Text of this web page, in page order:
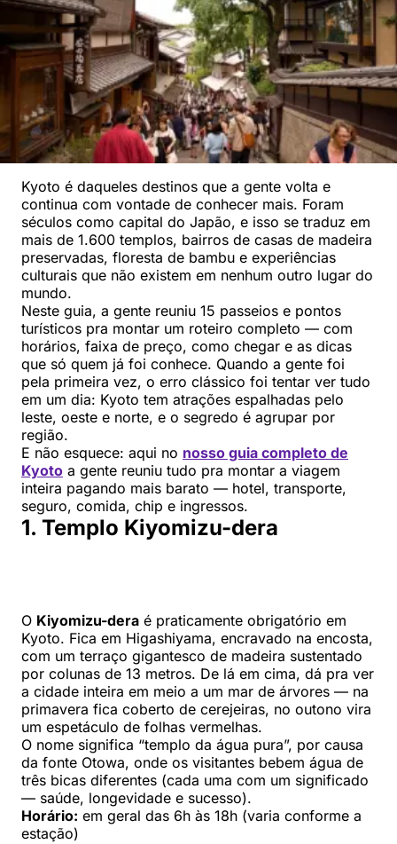
Kyoto é daqueles destinos que a gente volta e
continua com vontade de conhecer mais. Foram
séculos como capital do Japão, e isso se traduz em
mais de 1.600 templos, bairros de casas de madeira
preservadas, floresta de bambu e experiências
culturais que não existem em nenhum outro lugar do
mundo.
Neste guia, a gente reuniu 15 passeios e pontos
turísticos pra montar um roteiro completo — com
horários, faixa de preço, como chegar e as dicas
que só quem já foi conhece. Quando a gente foi
pela primeira vez, o erro clássico foi tentar ver tudo
em um dia: Kyoto tem atrações espalhadas pelo
leste, oeste e norte, e o segredo é agrupar por
região.
E não esquece: aqui no nosso guia completo de
Kyoto a gente reuniu tudo pra montar a viagem
inteira pagando mais barato — hotel, transporte,
seguro, comida, chip e ingressos.
1. Templo Kiyomizu-dera
O Kiyomizu-dera é praticamente obrigatório em
Kyoto. Fica em Higashiyama, encravado na encosta,
com um terraço gigantesco de madeira sustentado
por colunas de 13 metros. De lá em cima, dá pra ver
a cidade inteira em meio a um mar de árvores — na
primavera fica coberto de cerejeiras, no outono vira
um espetáculo de folhas vermelhas.
O nome significa “templo da água pura”, por causa
da fonte Otowa, onde os visitantes bebem água de
três bicas diferentes (cada uma com um significado
— saúde, longevidade e sucesso).
Horário: em geral das 6h às 18h (varia conforme a
estação)